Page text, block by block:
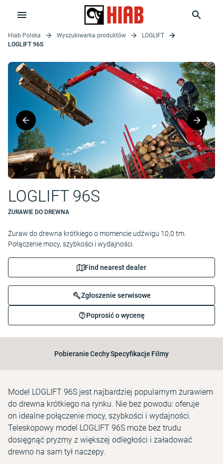
Hiab Polska Wyszukiwarka produktów
LOGLIFT
LOGLIFT 96S
LOGLIFT 96S
ŻURAWIE DO DREWNA
Żuraw do drewna krótkiego o momencie udźwigu 10,0 tm.
Połączenie mocy, szybkości i wydajności.
Find nearest dealer
Zgłoszenie serwisowe
Poprosić o wycenę
PobieranieCechySpecyfikacje Filmy
Model LOGLIFT 96S jest najbardziej popularnym żurawiem
do drewna krótkiego na rynku. Nie bez powodu: oferuje
on idealne połączenie mocy, szybkości i wydajności.
Teleskopowy model LOGLIFT 96S może bez trudu
dosięgnąć pryzmy z większej odległości i załadować
drewno na sam tył naczepy.